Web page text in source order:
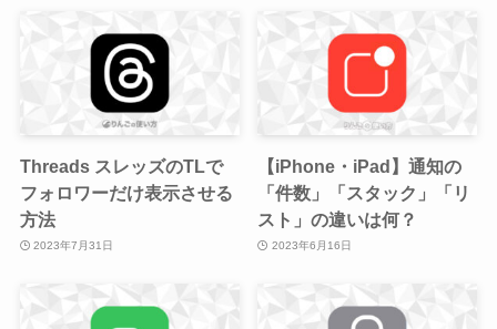
Threads スレッズのTLで
フォロワーだけ表示させる
方法
2023年7月31日
【iPhone・iPad】通知の
「件数」「スタック」「リ
スト」の違いは何？
2023年6月16日